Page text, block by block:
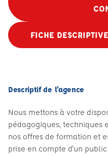
FICHE
Descriptif de l’agence
Nous mettons à votre
pédagogiques, techniques
nos offres de formation et
prise en compte d'un